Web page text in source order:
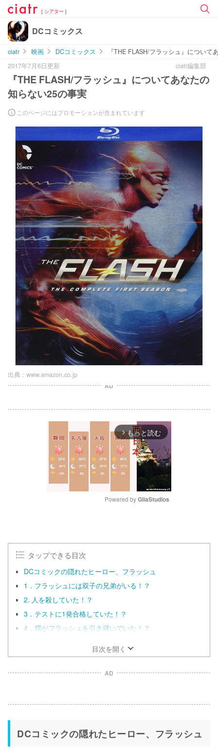
[ シアター ]
DCコミックス
ciatr 映画 DCコミックス
『THE FLASH/フラッシュ』について
2017年7月6日更新
ciatr編集部
『THE FLASH/フラッシュ』についてあなたの
知らない25の事実
このページにはプロモーションが含まれています
出典 : www.amazon.co.jp
AD
arrow_forward_ios もっと読む
Powered by GliaStudios
タップできる目次
DCコミックの隠れたヒーロー、フラッシュ
1．フラッシュには双子の兄弟がいる！？
2. 人を殺していた！？
3．テストに1発合格していた！？
4．甥がフラッシュを引き継いでいた！？
目次を開く
AD
DCコミックの隠れたヒーロー、フラッシュ